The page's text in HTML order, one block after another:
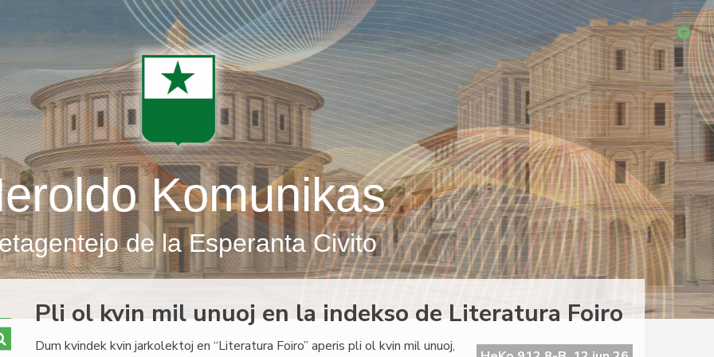
Komunikas
de la Esperanta Civito
Pli ol kvin mil unuoj en la indekso de Literatura Foiro
Dum kvindek kvin jarkolektoj en “Literatura Foiro” aperis pli ol kvin mil unuoj,